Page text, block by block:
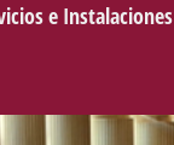
e Instalaciones